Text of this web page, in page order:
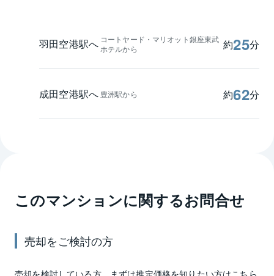
羽田空港駅へ コートヤード・マリオット銀座東武
ホテルから
約25分
成田空港駅へ 豊洲駅から 約62分
このマンションに関するお問合せ
売却をご検討の方
売却を検討している方、まずは推定価格を知りたい方はこちら